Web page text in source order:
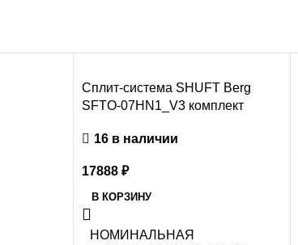
Сплит-система SHUFT Berg
SFTO-07HN1_V3 комплект
16 в наличии
17888 ₽
В КОРЗИНУ
НОМИНАЛЬНАЯ